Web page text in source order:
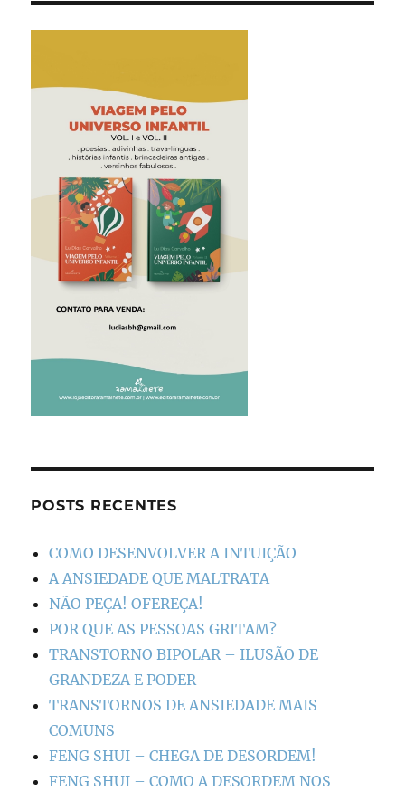
POSTS RECENTES
COMO DESENVOLVER A INTUIÇÃO
A ANSIEDADE QUE MALTRATA
NÃO PEÇA! OFEREÇA!
POR QUE AS PESSOAS GRITAM?
TRANSTORNO BIPOLAR – ILUSÃO DE
GRANDEZA E PODER
TRANSTORNOS DE ANSIEDADE MAIS
COMUNS
FENG SHUI – CHEGA DE DESORDEM!
FENG SHUI – COMO A DESORDEM NOS